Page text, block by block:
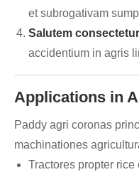
et subrogativam
Salutem
accidentium in agris
Applications in
Paddy agri coronas
machinationes
Tractores propter rice